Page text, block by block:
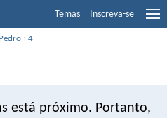
Temas Inscreva-se
›4
está próximo. Portanto,